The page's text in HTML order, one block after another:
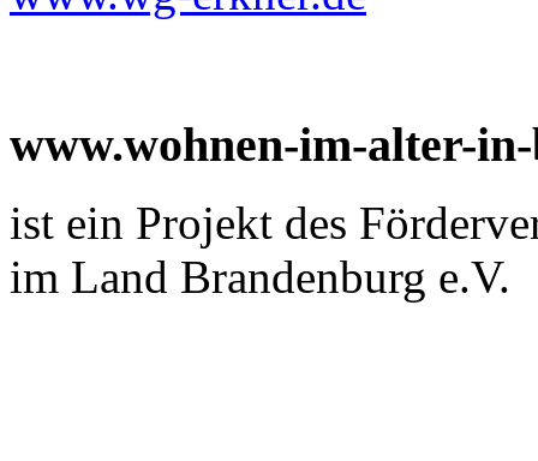
www.wohnen-im-alter-
ist ein Projekt des
im Land Brandenburg e.V.